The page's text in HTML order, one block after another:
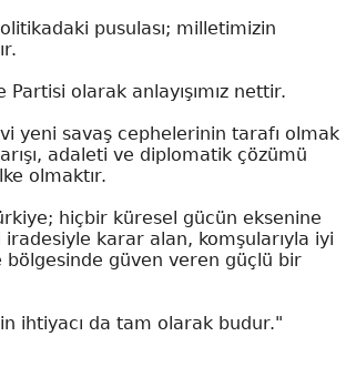
pusulası; milletimizin
Partisi olarak anlayışımız nettir.
yeni savaş cephelerinin tarafı olmak
adaleti ve diplomatik çözümü
olmaktır.
hiçbir küresel gücün eksenine
karar alan, komşularıyla iyi
bölgesinde güven veren güçlü bir
ihtiyacı da tam olarak budur."